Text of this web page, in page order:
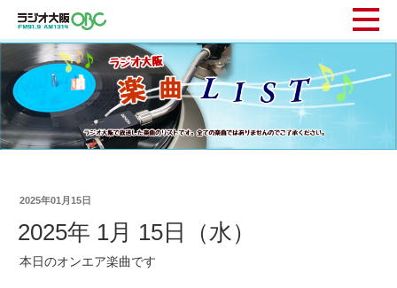
2025年01月15日
2025年 1月 15日（水）
本日のオンエア楽曲です